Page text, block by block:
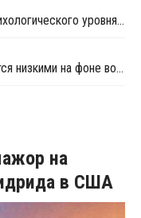
Цены ПЭТ в Азии опустились ниже психологического уровня в USD1 000 за тонну, FOB
Цены бутылочного ПЭТ в Азии остаются низкими на фоне волатильности цен сырья
на
в США